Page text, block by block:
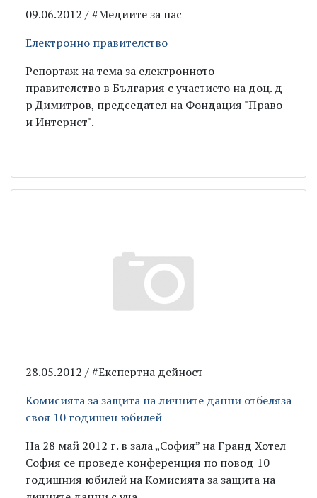
09.06.2012 / #Медиите за нас
Електронно правителство
Репортаж на тема за електронното
правителство в България с участието на доц. д-
р Димитров, председател на Фондация "Право
и Интернет".
28.05.2012 / #Експертна дейност
Комисията за защита на личните данни отбеляза
своя 10 годишен юбилей
На 28 май 2012 г. в зала „София” на Гранд Хотел
София се проведе конференция по повод 10
годишния юбилей на Комисията за защита на